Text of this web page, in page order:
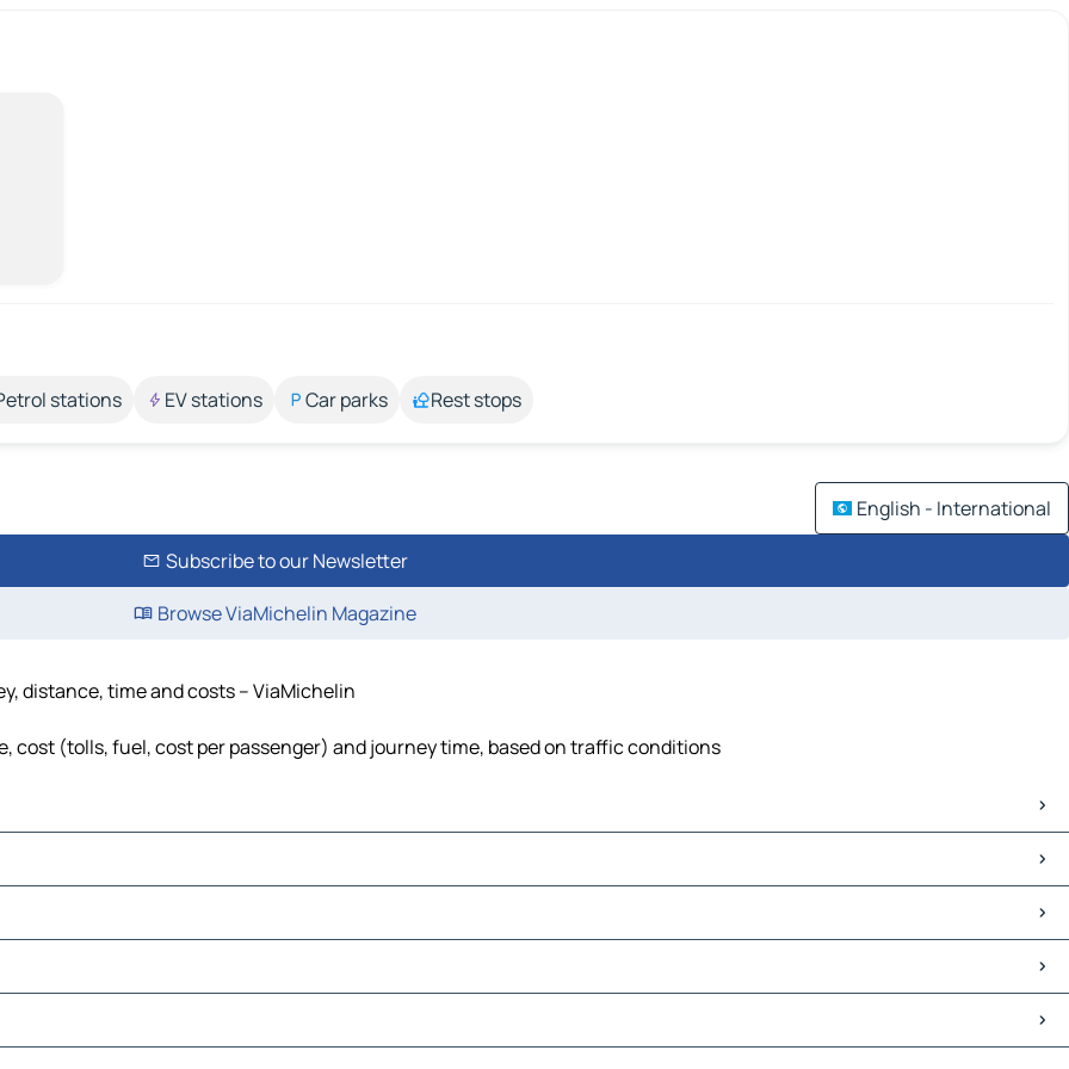
stations EV stations Car parks Rest stops
English - International
Subscribe to our Newsletter
Browse ViaMichelin Magazine
distance, time and costs – ViaMichelin
cost (tolls, fuel, cost per passenger) and journey time, based on traffic conditions